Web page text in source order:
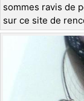
sommes ravis de
sur ce site de